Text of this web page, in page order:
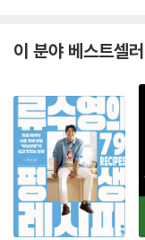
이 분야 베스트셀러